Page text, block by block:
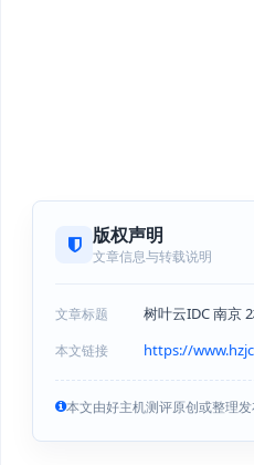
版权声明
文章信息与转载说明
文章标题 树叶云IDC 南京
本文链接 https://
本文由好主机测评原创或整理